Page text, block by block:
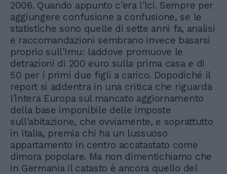
2006. Quando appunto c'era l'Ici. Sempre per
aggiungere confusione a confusione, se le
statistiche sono quelle di sette anni fa, analisi
e raccomandazioni sembrano invece basarsi
proprio sull'Imu: laddove promuove le
detrazioni di 200 euro sulla prima casa e di
50 per i primi due figli a carico. Dopodiché il
report si addentra in una critica che riguarda
l'intera Europa sul mancato aggiornamento
della base imponibile delle imposte
sull'abitazione, che ovviamente, e soprattutto
in Italia, premia chi ha un lussuoso
appartamento in centro accatastato come
dimora popolare. Ma non dimentichiamo che
in Germania il catasto è ancora quello del